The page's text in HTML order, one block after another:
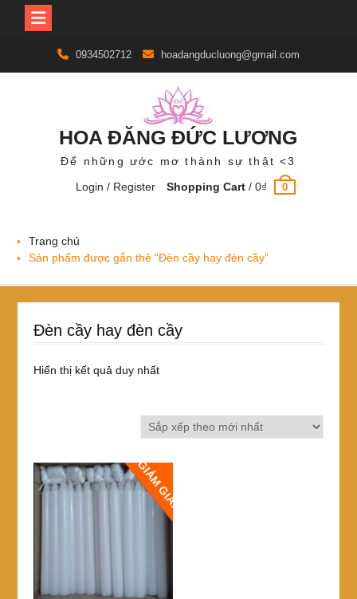
content
0934502712 hoadangducluong@gmail.com
HOA ĐĂNG ĐỨC LƯƠNG
Để những ước mơ thành sự thật <3
Login / Register
Shopping Cart /0₫ 0
Trang chủ
Sản phẩm được gắn thẻ “Đèn cầy hay đèn cầy”
Đèn cầy hay đèn cầy
Hiển thị kết quả duy nhất
GIẢM GIÁ!